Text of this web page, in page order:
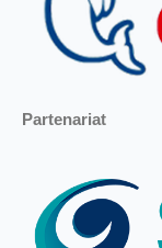
Partenariat